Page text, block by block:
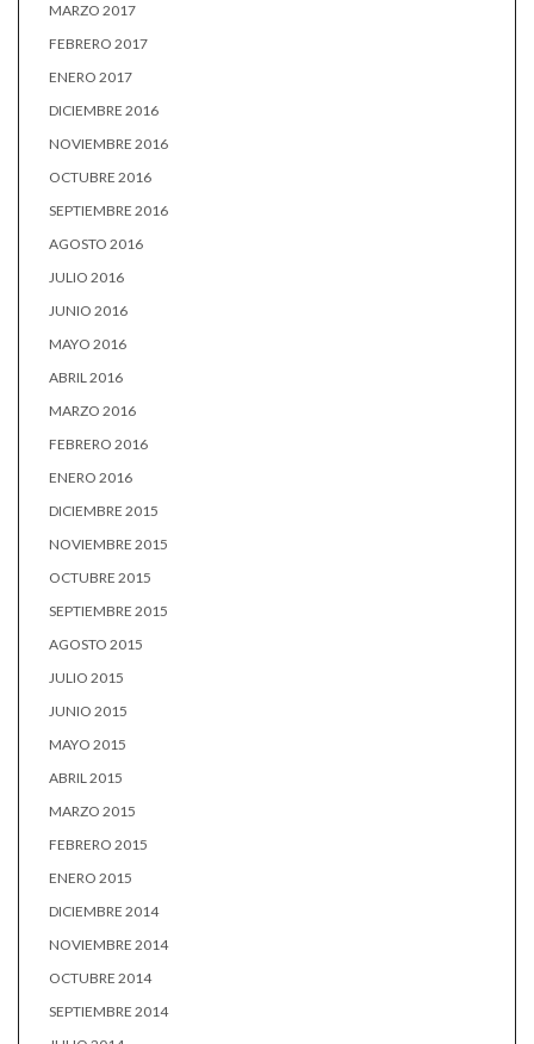
MARZO 2017
FEBRERO 2017
ENERO 2017
DICIEMBRE 2016
NOVIEMBRE 2016
OCTUBRE 2016
SEPTIEMBRE 2016
AGOSTO 2016
JULIO 2016
JUNIO 2016
MAYO 2016
ABRIL 2016
MARZO 2016
FEBRERO 2016
ENERO 2016
DICIEMBRE 2015
NOVIEMBRE 2015
OCTUBRE 2015
SEPTIEMBRE 2015
AGOSTO 2015
JULIO 2015
JUNIO 2015
MAYO 2015
ABRIL 2015
MARZO 2015
FEBRERO 2015
ENERO 2015
DICIEMBRE 2014
NOVIEMBRE 2014
OCTUBRE 2014
SEPTIEMBRE 2014